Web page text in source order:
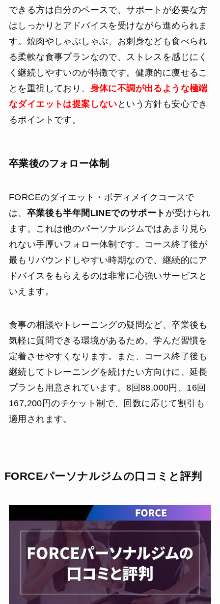
できる方は自分のペースで、サポートが必要な方
はしっかりとアドバイスを受けながら進められま
す。焼肉やしゃぶしゃぶ、お刺身なども食べられ
る柔軟な食事プランなので、ストレスを感じにく
く継続しやすいのが特徴です。健康的に痩せるこ
とを重視しており、 身体に不調が出るような極端
なダイエットは提案しない という方針も安心でき
るポイントです。
卒業後のフォロー体制
FORCEのダイエット・ボディメイクコースで
は、 卒業後も半年間LINEでのサポート が受けられ
ます。これは他のパーソナルジムではあまり見ら
れない手厚いフォロー体制です。コース終了後が
最もリバウンドしやすい時期なので、継続的にア
ドバイスをもらえるのは非常に心強いサービスと
いえます。
食事の相談やトレーニングの疑問など、卒業後も
気軽に質問できる環境があるため、学んだ習慣を
定着させやすくなります。また、コース終了後も
継続してトレーニングを続けたい方向けに、延長
プランも用意されています。8回88,000円、16回
167,200円のチケット制で、回数に応じて割引も
適用されます。
FORCEパーソナルジムの口コミと評判